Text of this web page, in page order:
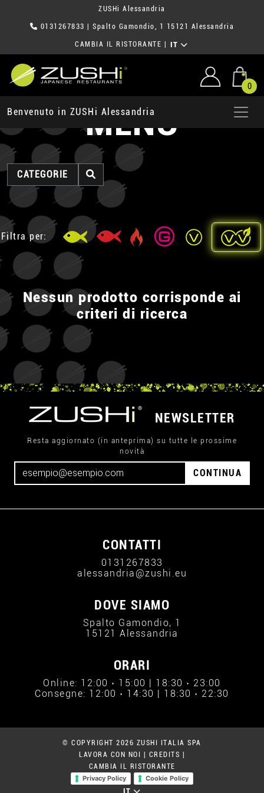
ZUSHi Alessandria
0131267833 | Spalto Gamondio, 1 15121 Alessandria
CAMBIA IL RISTORANTE IT
0
Benvenuto in ZUSHi Alessandria
MENU
CATEGORIE
Filtra per:
Nessun prodotto corrisponde ai
criteri di ricerca
NEWSLETTER
Resta aggiornato (in anteprima) su tutte le prossime
novità
CONTINUA
CONTATTI
0131267833
alessandria@zushi.eu
DOVE SIAMO
Spalto Gamondio, 1
15121 Alessandria
ORARI
Online: 12:00 › 15:00 | 18:30 › 23:00
Consegne: 12:00 › 14:30 | 18:30 › 22:30
© COPYRIGHT 2026 ZUSHI ITALIA SPA
LAVORA CON NOI
CREDITS
CAMBIA IL RISTORANTE
Privacy Policy
Cookie Policy